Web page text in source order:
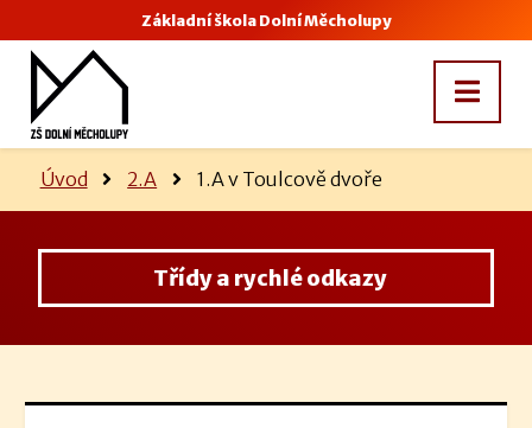
Základní škola Dolní Měcholupy
Úvod 2.A 1.A v Toulcově dvoře
Třídy a rychlé odkazy